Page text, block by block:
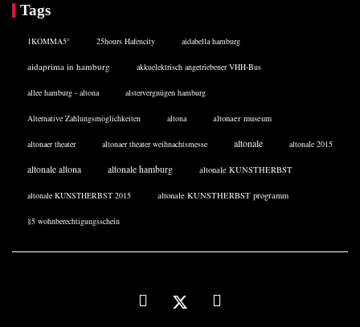
Tags
1KOMMA5° 25hours Hafencity aidabella hamburg
aidaprima in hamburg akkuelektrisch angetriebener VHH-Bus
allee hamburg - altona alstervergnügen hamburg
Alternative Zahlungsmöglichkeiten altona altonaer museum
altonaer theater altonaer theater weihnachtsmesse altonale altonale 2015
altonale altona altonale hamburg altonale KUNSTHERBST
altonale KUNSTHERBST 2015 altonale KUNSTHERBST programm
§5 wohnberechtigungsschein